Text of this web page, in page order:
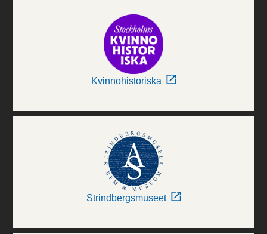
Kvinnohistoriska
Strindbergsmuseet